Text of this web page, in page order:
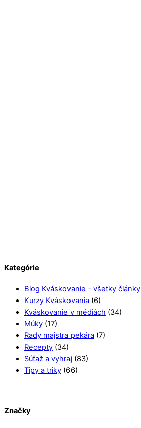
Kategórie
Blog Kváskovanie – všetky články
Kurzy Kváskovania (6)
Kváskovanie v médiách (34)
Múky (17)
Rady majstra pekára (7)
Recepty (34)
Súťaž a vyhraj (83)
Tipy a triky (66)
Značky